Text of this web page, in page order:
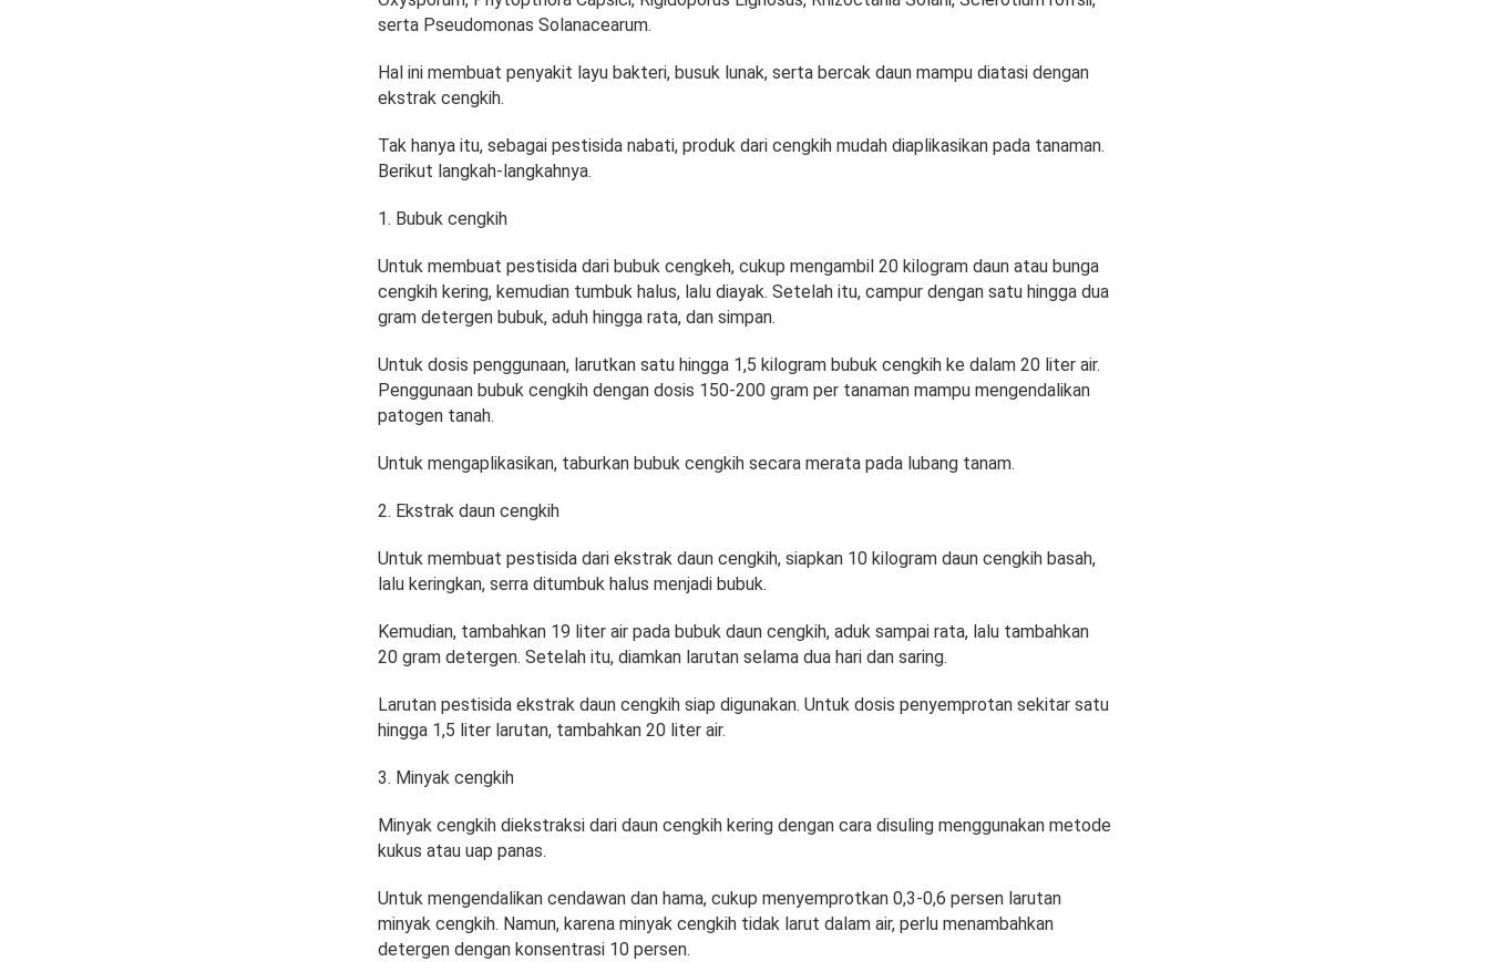
serta Pseudomonas Solanacearum.
Hal ini membuat penyakit layu bakteri, busuk lunak, serta bercak daun mampu diatasi dengan
ekstrak cengkih.
Tak hanya itu, sebagai pestisida nabati, produk dari cengkih mudah diaplikasikan pada tanaman.
Berikut langkah-langkahnya.
Bubuk cengkih
Untuk membuat pestisida dari bubuk cengkeh, cukup mengambil 20 kilogram daun atau bunga
cengkih kering, kemudian tumbuk halus, lalu diayak. Setelah itu, campur dengan satu hingga dua
gram detergen bubuk, aduh hingga rata, dan simpan.
Untuk dosis penggunaan, larutkan satu hingga 1,5 kilogram bubuk cengkih ke dalam 20 liter air.
Penggunaan bubuk cengkih dengan dosis 150-200 gram per tanaman mampu mengendalikan
patogen tanah.
Untuk mengaplikasikan, taburkan bubuk cengkih secara merata pada lubang tanam.
Ekstrak daun cengkih
Untuk membuat pestisida dari ekstrak daun cengkih, siapkan 10 kilogram daun cengkih basah,
lalu keringkan, serra ditumbuk halus menjadi bubuk.
Kemudian, tambahkan 19 liter air pada bubuk daun cengkih, aduk sampai rata, lalu tambahkan
20 gram detergen. Setelah itu, diamkan larutan selama dua hari dan saring.
Larutan pestisida ekstrak daun cengkih siap digunakan. Untuk dosis penyemprotan sekitar satu
hingga 1,5 liter larutan, tambahkan 20 liter air.
Minyak cengkih
Minyak cengkih diekstraksi dari daun cengkih kering dengan cara disuling menggunakan metode
kukus atau uap panas.
Untuk mengendalikan cendawan dan hama, cukup menyemprotkan 0,3-0,6 persen larutan
minyak cengkih. Namun, karena minyak cengkih tidak larut dalam air, perlu menambahkan
detergen dengan konsentrasi 10 persen.